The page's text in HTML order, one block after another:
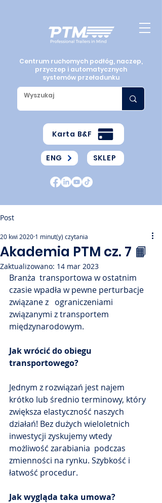
Centrum ruchomych podłóg, naczep,
przyczep i automatycznych
systemów przeładunku
Karta B&F
ENG SKLEP
Post
Akademia PTM cz. 7 📙
20 kwi 2020 1 minut(y) czytania
Zaktualizowano: 14 mar 2023
Branża  transportowa w ostatnim
czasie wpadła w pewne perturbacje
związane z   ograniczeniami
związanymi z transportem
międzynarodowym.
Jak wrócić do obiegu
transportowego?
Jednym z rozwiązań jest najem
krótko lub średnio terminowy, który
zwiększa elastyczność naszych
działań! Bez dużych wieloletnich
inwestycji zyskujemy wtedy
możliwość zarabiania  podczas
zmienności na rynku. Szybkość i
łatwość procedur.
Jak wygląda taka umowa?